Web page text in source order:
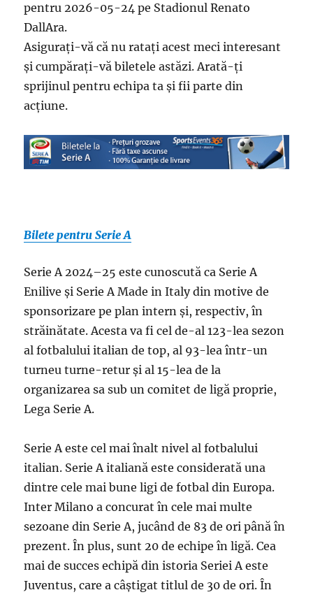
pentru 2026-05-24 pe Stadionul Renato
DallAra.
Asigurați-vă că nu ratați acest meci interesant
și cumpărați-vă biletele astăzi. Arată-ți
sprijinul pentru echipa ta și fii parte din
acțiune.
Bilete pentru Serie A
Serie A 2024–25 este cunoscută ca Serie A
Enilive și Serie A Made in Italy din motive de
sponsorizare pe plan intern și, respectiv, în
străinătate. Acesta va fi cel de-al 123-lea sezon
al fotbalului italian de top, al 93-lea într-un
turneu turne-retur și al 15-lea de la
organizarea sa sub un comitet de ligă proprie,
Lega Serie A.
Serie A este cel mai înalt nivel al fotbalului
italian. Serie A italiană este considerată una
dintre cele mai bune ligi de fotbal din Europa.
Inter Milano a concurat în cele mai multe
sezoane din Serie A, jucând de 83 de ori până în
prezent. În plus, sunt 20 de echipe în ligă. Cea
mai de succes echipă din istoria Seriei A este
Juventus, care a câștigat titlul de 30 de ori. În